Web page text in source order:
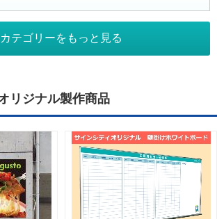
Tapestry
ライトパネル
Light Panel
カテゴリーをもっと見る
リジナル製作商品